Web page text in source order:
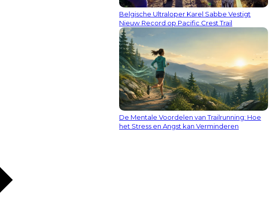
Belgische Ultraloper Karel Sabbe Vestigt
Nieuw Record op Pacific Crest Trail
De Mentale Voordelen van Trailrunning: Hoe
het Stress en Angst kan Verminderen